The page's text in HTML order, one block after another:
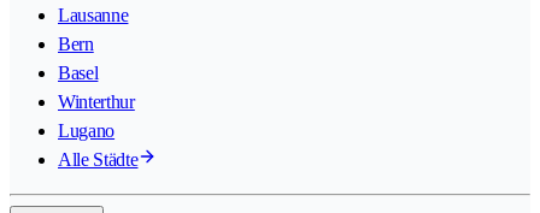
Lausanne
Bern
Basel
Winterthur
Lugano
Alle Städte